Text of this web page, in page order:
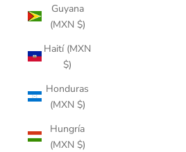
Guyana
(MXN $)
Haití (MXN
$)
Honduras
(MXN $)
Hungría
(MXN $)